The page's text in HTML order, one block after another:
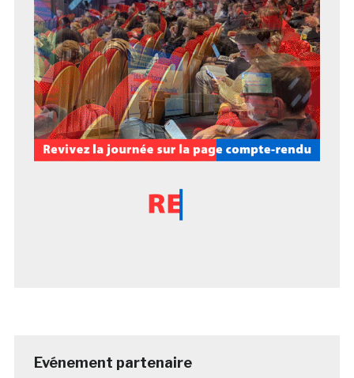
Evénement partenaire